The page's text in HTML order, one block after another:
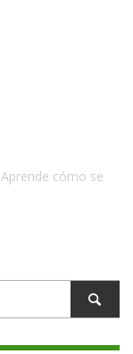
Aprende cómo se